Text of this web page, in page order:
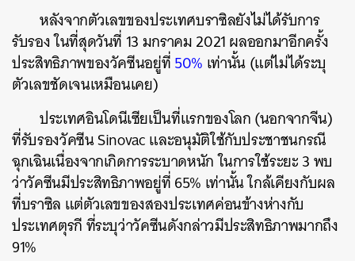
หลังจากตัวเลขของประเทศบราซิลยังไม่ได้รับการ
รับรอง ในที่สุดวันที่ 13 มกราคม 2021 ผลออกมาอีกครั้ง
ประสิทธิภาพของวัคซีนอยู่ที่50% เท่านั้น (แต่ไม่ได้ระบุ
ตัวเลขชัดเจนเหมือนเคย)
ประเทศอินโดนีเซียเป็นที่แรกของโลก (นอกจากจีน)
ที่รับรองวัคซีน Sinovac และอนุมัติใช้กับประชาชนกรณี
ฉุกเฉินเนื่องจากเกิดการระบาดหนัก ในการใช้ระยะ 3 พบ
ว่าวัคซีนมีประสิทธิภาพอยู่ที่ 65% เท่านั้น ใกล้เคียงกับผล
ที่บราซิล แต่ตัวเลขของสองประเทศค่อนข้างห่างกับ
ประเทศตุรกี ที่ระบุว่าวัคซีนดังกล่าวมีประสิทธิภาพมากถึง
91%